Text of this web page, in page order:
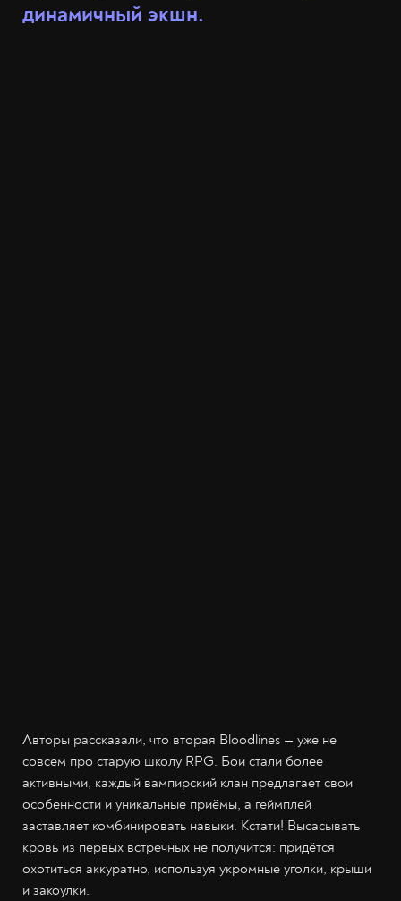
динамичный экшн.
Авторы рассказали, что вторая Bloodlines — уже не
совсем про старую школу RPG. Бои стали более
активными, каждый вампирский клан предлагает свои
особенности и уникальные приёмы, а геймплей
заставляет комбинировать навыки. Кстати! Высасывать
кровь из первых встречных не получится: придётся
охотиться аккуратно, используя укромные уголки, крыши
и закоулки.